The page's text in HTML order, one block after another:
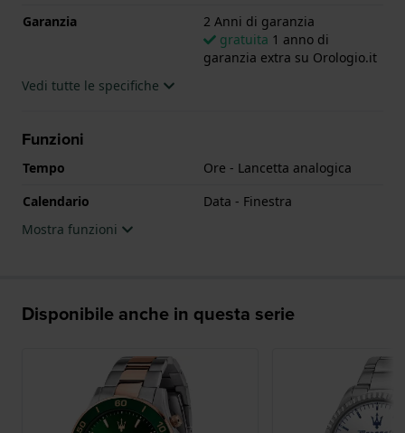
Garanzia
2 Anni di garanzia
gratuita 1 anno di
garanzia extra su Orologio.it
Vedi tutte le specifiche
Funzioni
Tempo
Ore - Lancetta analogica
Calendario
Data - Finestra
Mostra funzioni
Disponibile anche in questa serie